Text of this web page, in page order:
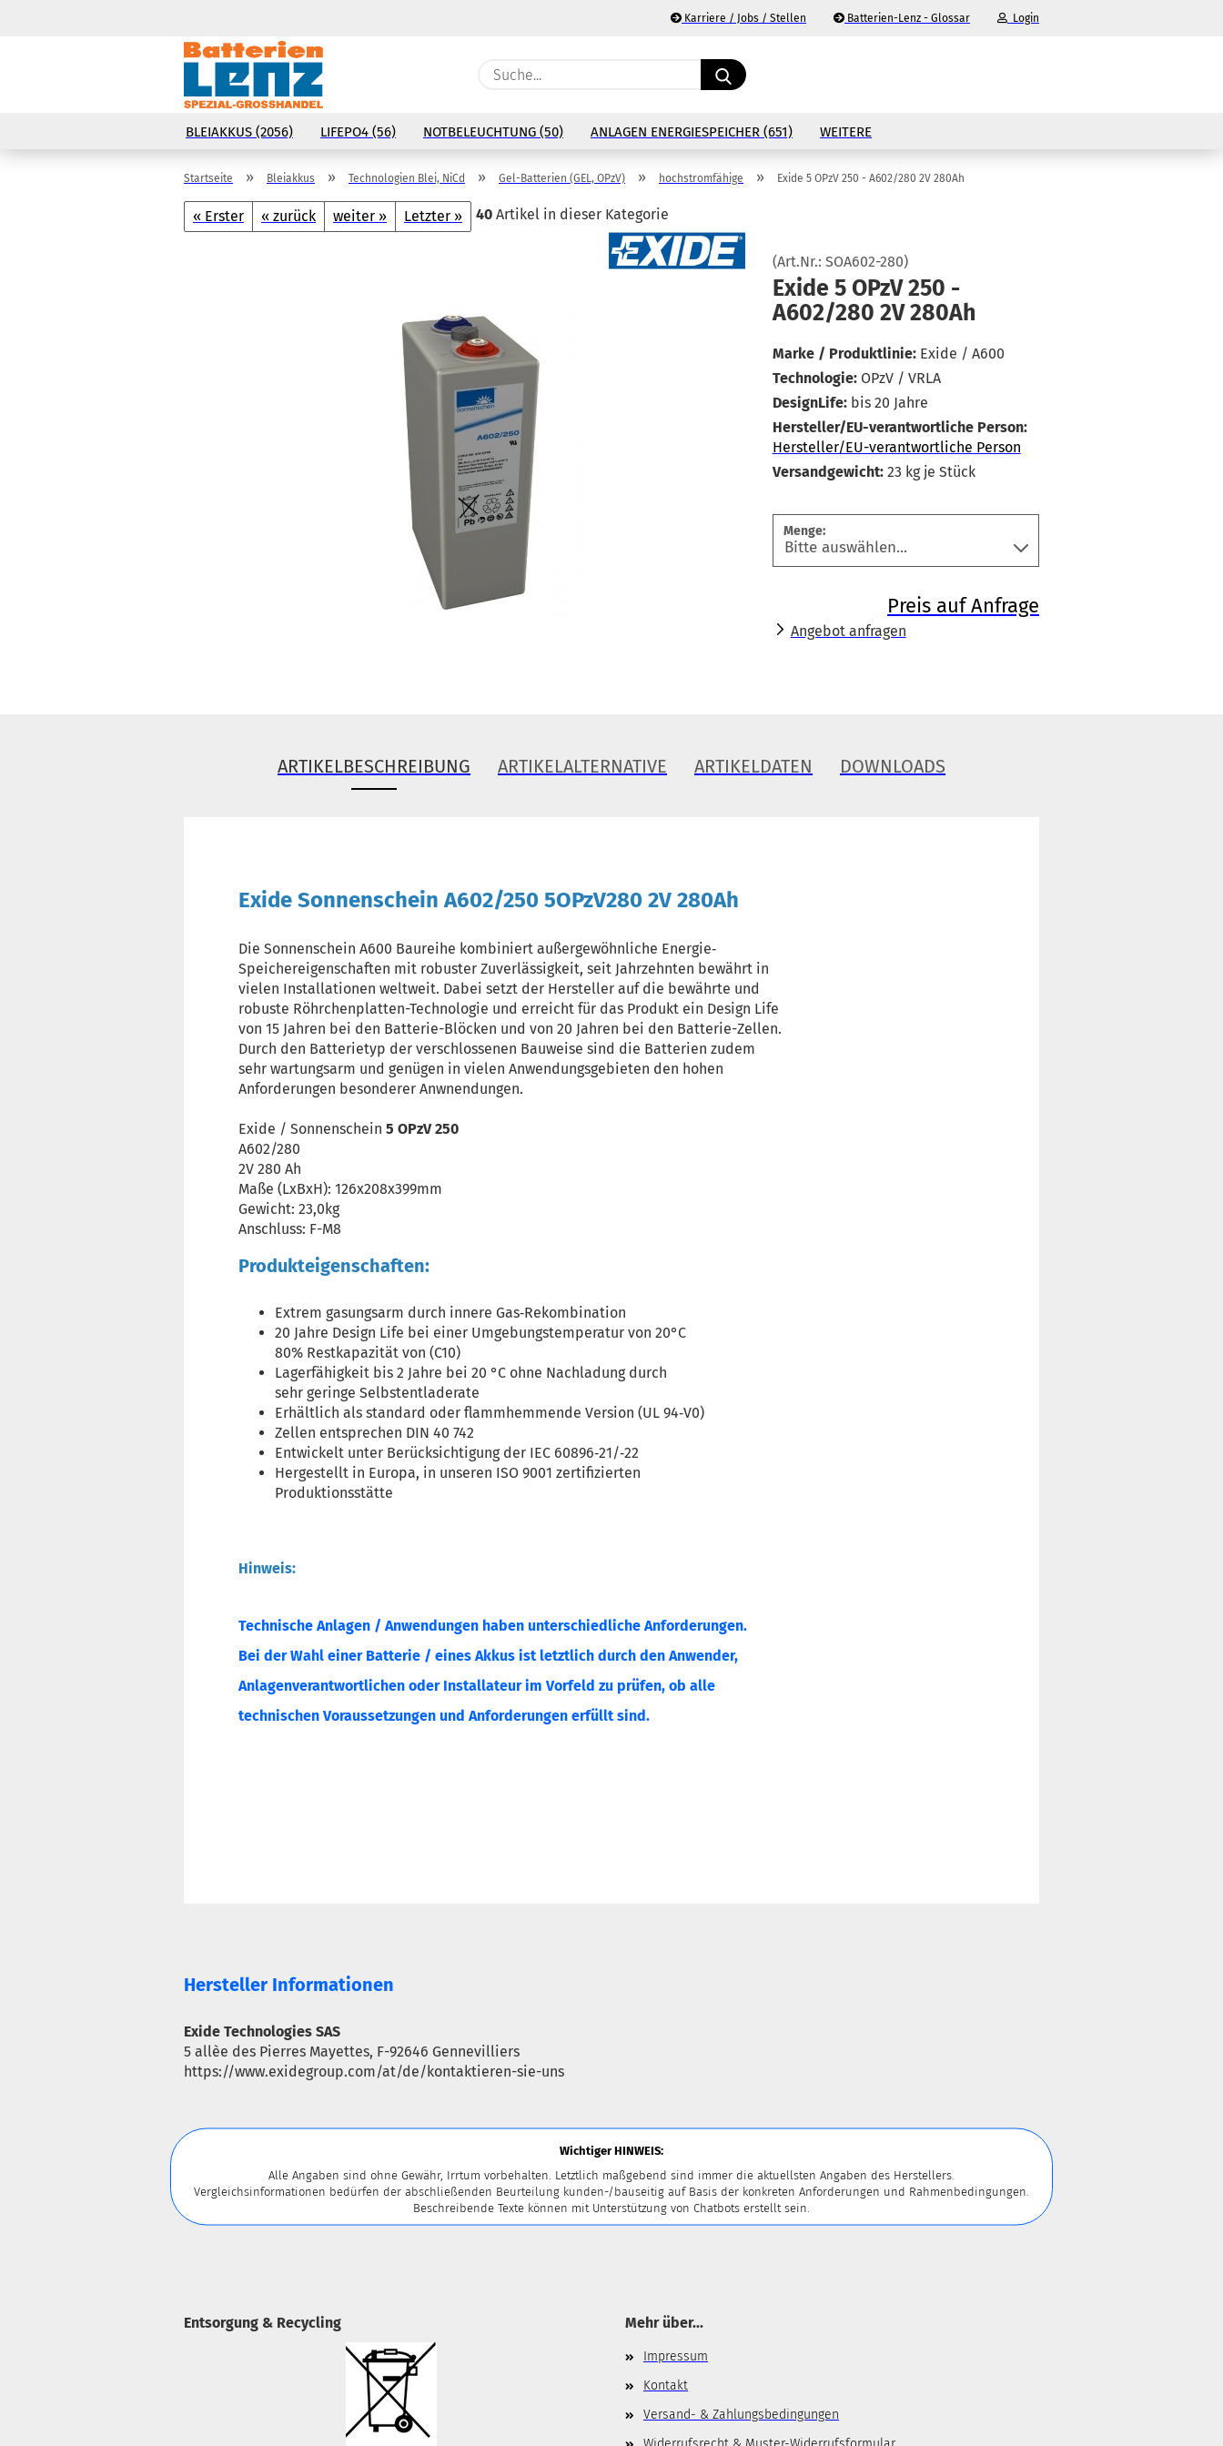
Karriere / Jobs / Stellen Batterien-Lenz - Glossar Login
Konto erstellen
Passwort vergessen?
Suche...
BLEIAKKUS (2056) LIFEPO4 (56) NOTBELEUCHTUNG (50) ANLAGEN ENERGIESPEICHER (651) WEITERE
Startseite » Bleiakkus » Technologien Blei, NiCd » Gel-Batterien (GEL, OPzV) » hochstromfähige » Exide 5 OPzV 250 - A602/280 2V 280Ah
« Erster « zurück weiter » Letzter » 40 Artikel in dieser Kategorie
(Art.Nr.: SOA602-280)
Exide 5 OPzV 250 -
A602/280 2V 280Ah
Marke / Produktlinie: Exide / A600
Technologie: OPzV / VRLA
DesignLife: bis 20 Jahre
Hersteller/EU-verantwortliche Person:
Hersteller/EU-verantwortliche Person
Versandgewicht: 23 kg je Stück
Menge:
Preis auf Anfrage
Angebot anfragen
ARTIKELBESCHREIBUNG ARTIKELALTERNATIVE ARTIKELDATEN DOWNLOADS
Exide Sonnenschein A602/250 5OPzV280 2V 280Ah
Die Sonnenschein A600 Baureihe kombiniert außergewöhnliche Energie‐
Speichereigenschaften mit robuster Zuverlässigkeit, seit Jahrzehnten bewährt in
vielen Installationen weltweit. Dabei setzt der Hersteller auf die bewährte und
robuste Röhrchenplatten-Technologie und erreicht für das Produkt ein Design Life
von 15 Jahren bei den Batterie-Blöcken und von 20 Jahren bei den Batterie-Zellen.
Durch den Batterietyp der verschlossenen Bauweise sind die Batterien zudem
sehr wartungsarm und genügen in vielen Anwendungsgebieten den hohen
Anforderungen besonderer Anwnendungen.
Exide / Sonnenschein 5 OPzV 250
A602/280
2V 280 Ah
Maße (LxBxH): 126x208x399mm
Gewicht: 23,0kg
Anschluss: F-M8
Produkteigenschaften:
Extrem gasungsarm durch innere Gas‐Rekombination
20 Jahre Design Life bei einer Umgebungstemperatur von 20°C
80% Restkapazität von (C10)
Lagerfähigkeit bis 2 Jahre bei 20 °C ohne Nachladung durch
sehr geringe Selbstentladerate
Erhältlich als standard oder flammhemmende Version (UL 94‐V0)
Zellen entsprechen DIN 40 742
Entwickelt unter Berücksichtigung der IEC 60896‐21/‐22
Hergestellt in Europa, in unseren ISO 9001 zertifizierten
Produktionsstätte
Hinweis:
Technische Anlagen / Anwendungen haben unterschiedliche Anforderungen.
Bei der Wahl einer Batterie / eines Akkus ist letztlich durch den Anwender,
Anlagenverantwortlichen oder Installateur im Vorfeld zu prüfen, ob alle
technischen Voraussetzungen und Anforderungen erfüllt sind.
Hersteller Informationen
Exide Technologies SAS
5 allèe des Pierres Mayettes, F-92646 Gennevilliers
https://www.exidegroup.com/at/de/kontaktieren-sie-uns
Wichtiger HINWEIS:
Alle Angaben sind ohne Gewähr, Irrtum vorbehalten. Letztlich maßgebend sind immer die aktuellsten Angaben des Herstellers.
Vergleichsinformationen bedürfen der abschließenden Beurteilung kunden-/bauseitig auf Basis der konkreten Anforderungen und Rahmenbedingungen.
Beschreibende Texte können mit Unterstützung von Chatbots erstellt sein.
Entsorgung & Recycling Mehr über...
Impressum
Kontakt
Versand- & Zahlungsbedingungen